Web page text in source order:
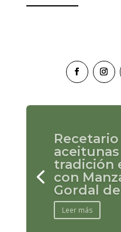
Pollo al
de
sabor
Leer más